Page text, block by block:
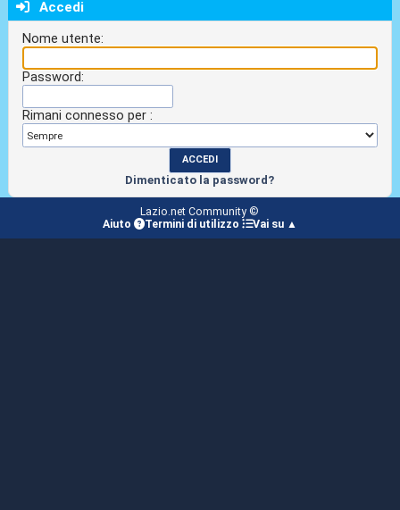
Accedi
Nome utente:
Password:
Rimani connesso per :
Dimenticato la password?
Lazio.net Community ©
Aiuto
Termini di utilizzo Vai su ▲